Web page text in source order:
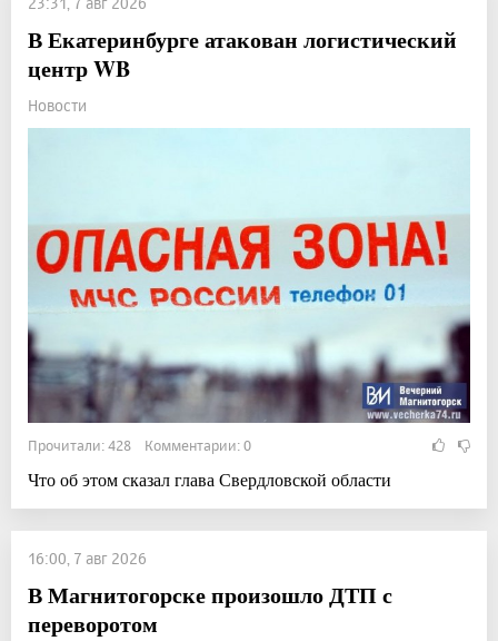
В Екатеринбурге атакован логистический
центр WB
Новости
Прочитали: 428 Комментарии: 0
Что об этом сказал глава Свердловской области
16:00, 7 авг 2026
В Магнитогорске произошло ДТП с
переворотом